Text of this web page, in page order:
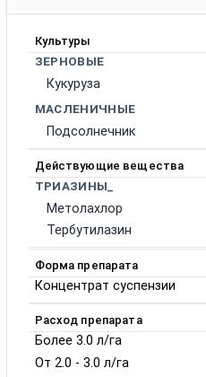
Культуры
ЗЕРНОВЫЕ
Кукуруза
МАСЛЕНИЧНЫЕ
Подсолнечник
Действующие вещества
ТРИАЗИНЫ_
Метолахлор
Тербутилазин
Форма препарата
Концентрат суспензии
Расход препарата
Более 3.0 л/га
От 2.0 - 3.0 л/га